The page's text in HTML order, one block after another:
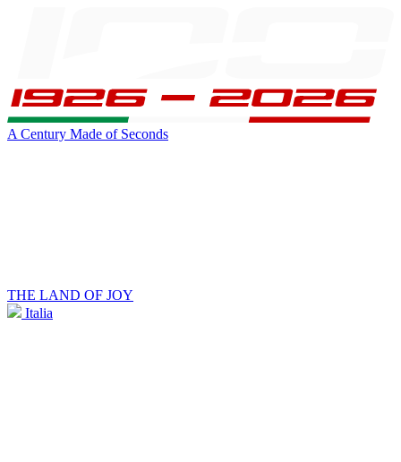
A Century Made of Seconds
THE LAND OF JOY
Italia